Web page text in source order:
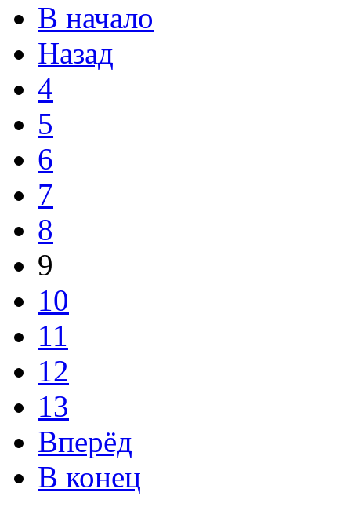
В начало
Назад
4
5
6
7
8
9
10
11
12
13
Вперёд
В конец